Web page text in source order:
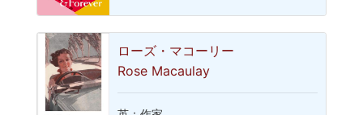
ローズ・マコーリー
Rose Macaulay